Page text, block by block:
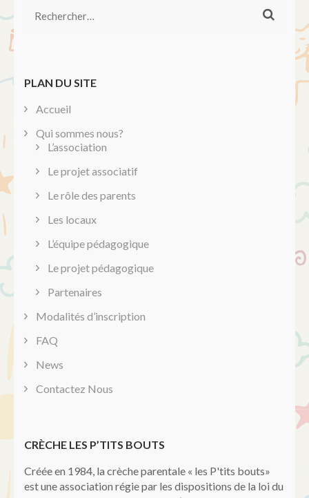
Rechercher :
PLAN DU SITE
Accueil
Qui sommes nous?
L’association
Le projet associatif
Le rôle des parents
Les locaux
L’équipe pédagogique
Le projet pédagogique
Partenaires
Modalités d’inscription
FAQ
News
Contactez Nous
CRÈCHE LES P’TITS BOUTS
Créée en 1984, la crèche parentale « les P'tits bouts»
est une association régie par les dispositions de la loi du